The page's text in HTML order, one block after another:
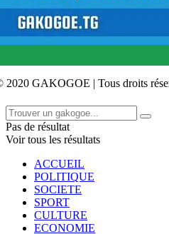
2020 GAKOGOE | Tous droits
Pas de résultat
Voir tous les résultats
ACCUEIL
POLITIQUE
SOCIETE
SPORT
CULTURE
ECONOMIE